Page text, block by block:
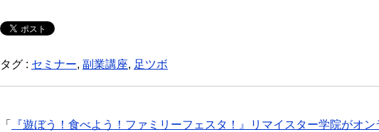
タグ : セミナー, 副業講座, 足ツボ
「
『遊ぼう！食べよう！ファミリーフェスタ！』リマイスター学院がオ